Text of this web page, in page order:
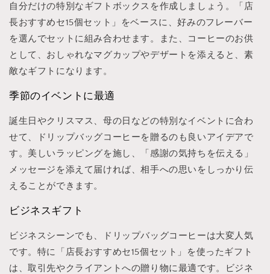
自分だけの特別なギフトボックスを作成しましょう。「店
長おすすめセ15個セット」をベースに、好みのフレーバー
を選んでセットに組み合わせます。また、コーヒーのお供
として、おしゃれなマグカップやデザートを添えると、素
敵なギフトになります。
季節のイベントに最適
誕生日やクリスマス、母の日などの特別なイベントに合わ
せて、ドリップバッグコーヒーを贈るのも良いアイデアで
す。美しいラッピングを施し、「感謝の気持ちを伝える」
メッセージを添えて届ければ、相手への思いをしっかり伝
えることができます。
ビジネスギフト
ビジネスシーンでも、ドリップバッグコーヒーは大変人気
です。特に「店長おすすめセ15個セット」を使ったギフト
は、取引先やクライアントへの贈り物に最適です。ビジネ